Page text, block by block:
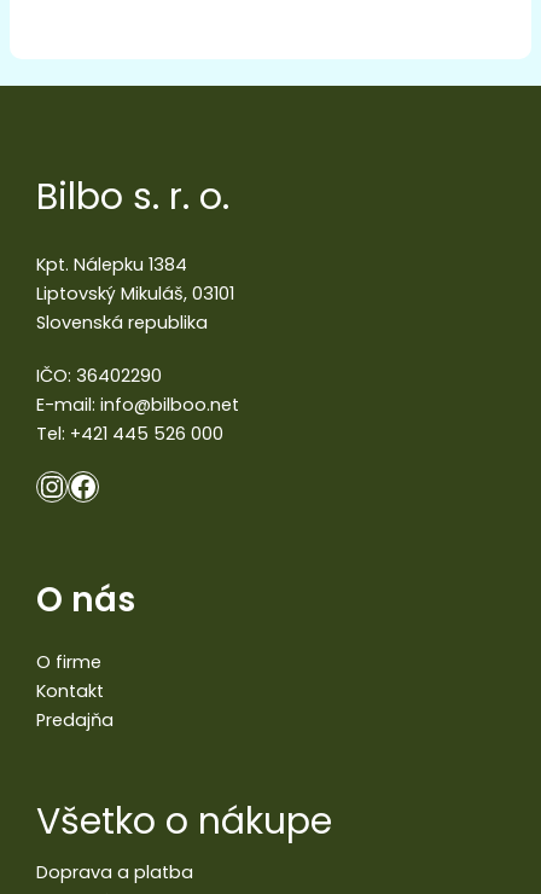
Bilbo s. r. o.
Kpt. Nálepku 1384
Liptovský Mikuláš, 03101
Slovenská republika
IČO: 36402290
E-mail: info@bilboo.net
Tel: +421 445 526 000
O nás
O firme
Kontakt
Predajňa
Všetko o nákupe
Doprava a platba